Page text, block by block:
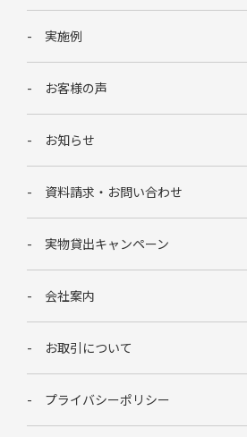
実施例
お客様の声
お知らせ
資料請求・お問い合わせ
実物貸出キャンペーン
会社案内
お取引について
プライバシーポリシー